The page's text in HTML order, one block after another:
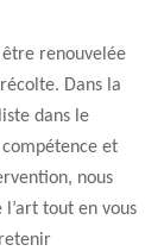
renouvelée
Dans la
dans le
et
nous
tout en vous